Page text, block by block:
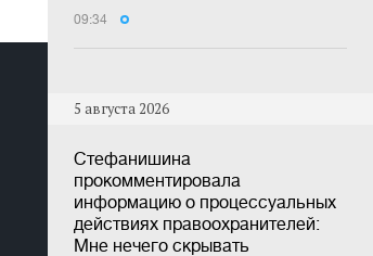
09:34
5 августа 2026
Стефанишина
прокомментировала
информацию о процессуальных
действиях правоохранителей:
Мне нечего скрывать